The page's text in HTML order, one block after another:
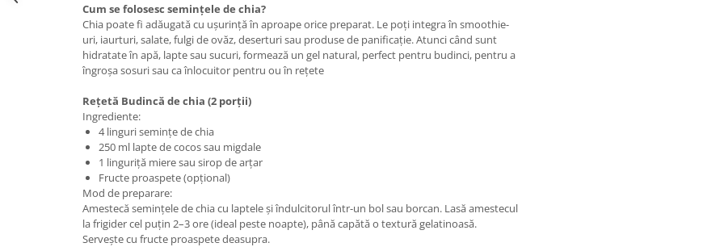
Cum se folosesc semințele de chia?
Chia poate fi adăugată cu ușurință în aproape orice preparat. Le poți integra în smoothie-
uri, iaurturi, salate, fulgi de ovăz, deserturi sau produse de panificație. Atunci când sunt
hidratate în apă, lapte sau sucuri, formează un gel natural, perfect pentru budinci, pentru a
îngroșa sosuri sau ca înlocuitor pentru ou în rețete
Rețetă Budincă de chia (2 porții)
Ingrediente:
4 linguri semințe de chia
250 ml lapte de cocos sau migdale
1 linguriță miere sau sirop de arțar
Fructe proaspete (opțional)
Mod de preparare:
Amestecă semințele de chia cu laptele și îndulcitorul într-un bol sau borcan. Lasă amestecul
la frigider cel puțin 2–3 ore (ideal peste noapte), până capătă o textură gelatinoasă.
Servește cu fructe proaspete deasupra.